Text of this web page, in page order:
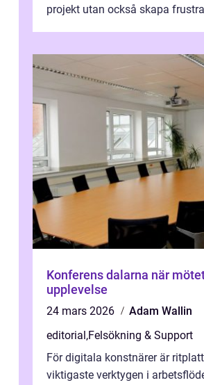
projekt utan också skapa
Konferens dalarna när mötet blir en
upplevelse
24 mars 2026
Adam Wallin
editorial ,Felsökning & Support
För digitala konstnärer är
viktigaste verktygen i